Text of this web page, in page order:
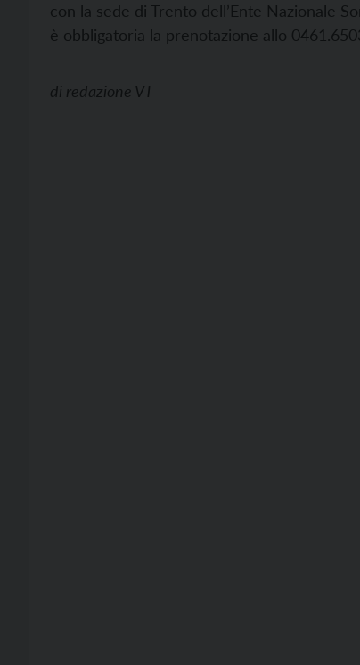
con la sede di Trento dell’Ente Nazionale
è obbligatoria la prenotazione allo
di redazione VT